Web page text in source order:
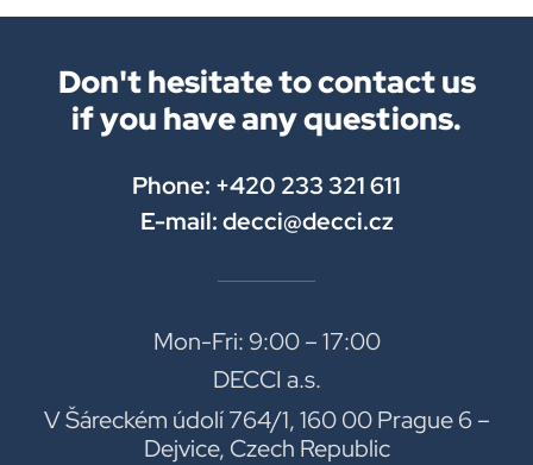
Don't hesitate to contact us
if you have any questions.
Phone: +420 233 321 611
E-mail: decci@decci.cz
Mon-Fri: 9:00 – 17:00
DECCI a.s.
V Šáreckém údolí 764/1, 160 00 Prague 6 –
Dejvice, Czech Republic